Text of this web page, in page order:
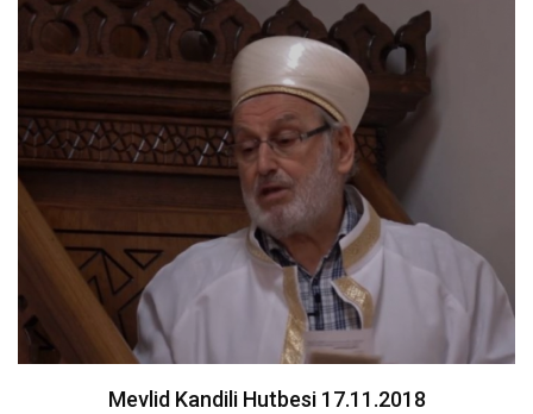
Mevlid Kandili Hutbesi 17.11.2018